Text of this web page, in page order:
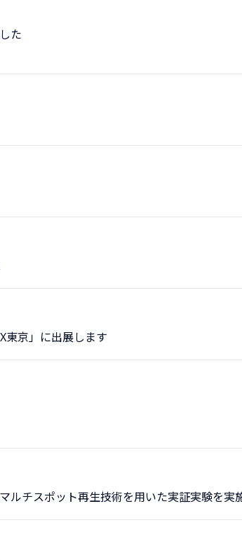
た
東京」に出展します
ルチスポット再生技術を用いた実証実験を実